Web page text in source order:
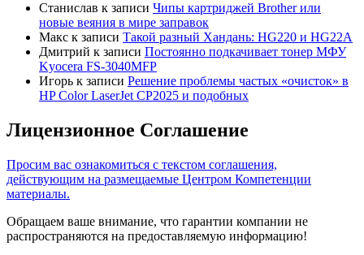
Станислав к записи Чипы картриджей Brother или
новые веяния в мире заправок
Макс к записи Такой разный Хандань: HG220 и HG22A
Дмитрий к записи Постоянно подкачивает тонер МФУ
Kyocera FS-3040MFP
Игорь к записи Решение проблемы частых «очисток» в
HP Color LaserJet CP2025 и подобных
Лицензионное Соглашение
Просим вас ознакомиться с текстом соглашения,
действующим на размещаемые Центром Компетенции
материалы.
Обращаем ваше внимание, что гарантии компании не
распространяются на предоставляемую информацию!